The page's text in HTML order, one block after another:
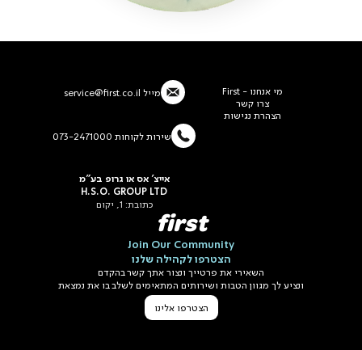
מי אנחנו - First
צרו קשר
הצהרת נגישות
מייל service@first.co.il
שירות לקוחות 073-2471000
אייצ' אס או גרופ בע"מ
H.S.O. GROUP LTD
כתובת: 1, יקום
first
Join Our Community
הצטרפו לקהילה שלנו
השאירי את פרטייך ונצור אתך קשר בהקדם
ונציע לך מגוון הטבות ושירותים המתאימים לשלב בו את נמצאת
הצטרפו אלינו